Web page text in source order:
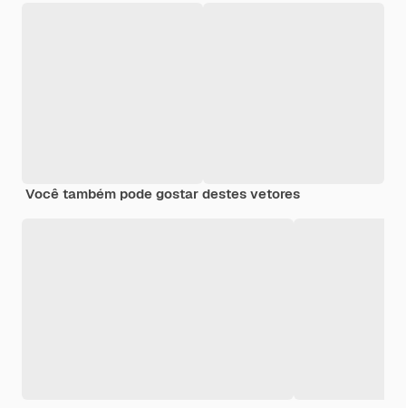
Você também pode gostar destes vetores